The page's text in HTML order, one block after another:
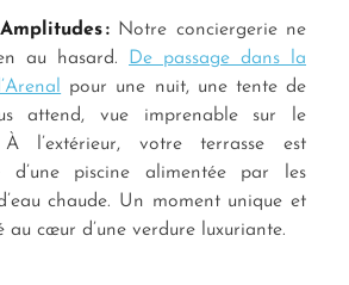
:Notre conciergerie ne
au hasard.
De passage dans la
pour une nuit, une tente de
attend, vue imprenable sur le
l’extérieur, votre terrasse est
d’une piscine alimentée par les
chaude. Un moment unique et
au cœur d’une verdure luxuriante.